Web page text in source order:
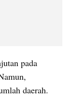
pada
daerah.